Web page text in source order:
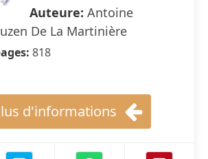
Auteure: Antoine
De La Martinière
818
d'informations